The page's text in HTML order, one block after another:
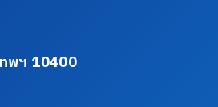
พฯ 10400